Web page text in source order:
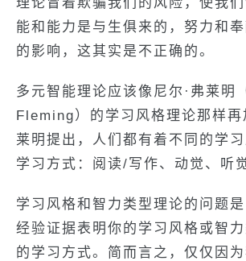
能和能力是与生俱来的，努力和
的影响，这其实是不正确的。
多元智能理论应该像尼尔·弗莱明
Fleming）的学习风格理论那样再
莱明提出，人们都有着不同的学
学习方式：阅读/写作、动觉、听
学习风格和智力类型理论的问题
经验证据表明你的学习风格或智
的学习方式。简而言之，仅仅因